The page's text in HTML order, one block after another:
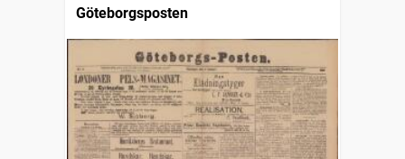
Göteborgsposten